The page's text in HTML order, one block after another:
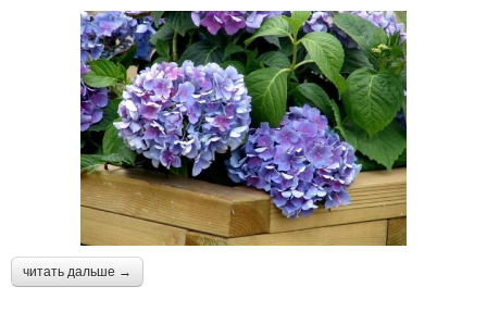
читать дальше →